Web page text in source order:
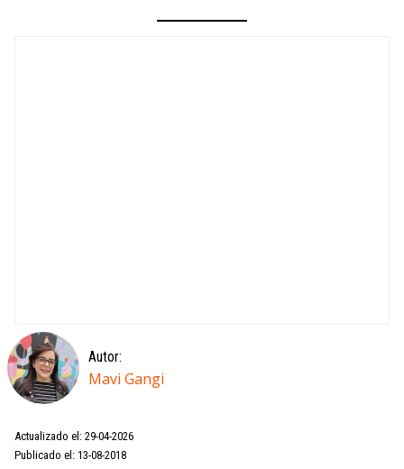
Autor:
Mavi Gangi
Actualizado el: 29-04-2026
Publicado el: 13-08-2018